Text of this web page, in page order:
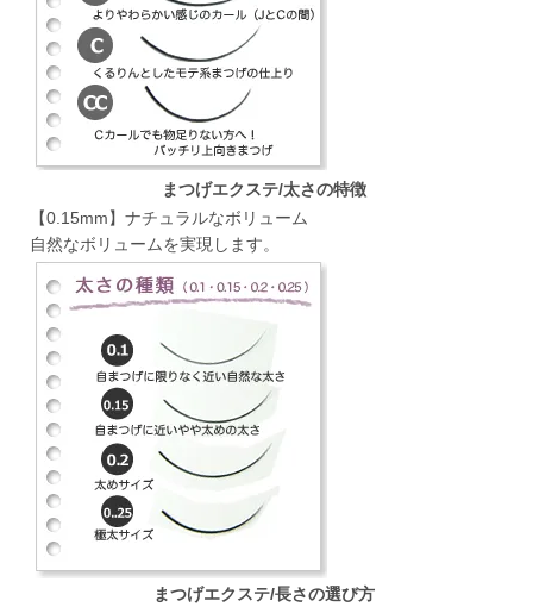
まつげエクステ/太さの特徴
【0.15mm】ナチュラルなボリューム
自然なボリュームを実現します。
まつげエクステ/長さの選び方